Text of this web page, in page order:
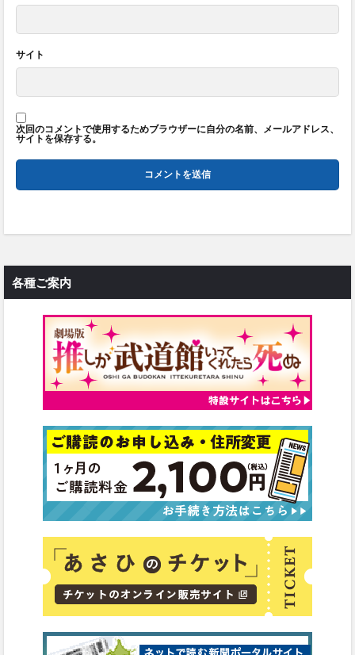
サイト
次回のコメントで使用するためブラウザーに自分の名前、メールアドレス、
サイトを保存する。
各種ご案内